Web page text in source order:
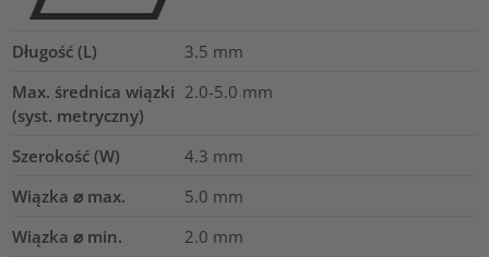
Długość (L) 3.5 mm
Max. średnica wiązki
(syst. metryczny)
2.0-5.0 mm
Szerokość (W) 4.3 mm
Wiązka ⌀ max.
5.0 mm
Wiązka ⌀ min.
2.0 mm